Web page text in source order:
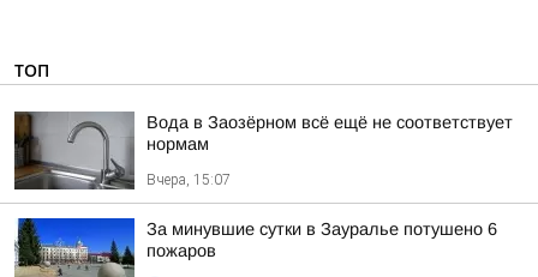
ТОП
Вода в Заозёрном всё ещё не соответствует
нормам
Вчера, 15:07
За минувшие сутки в Зауралье потушено 6
пожаров